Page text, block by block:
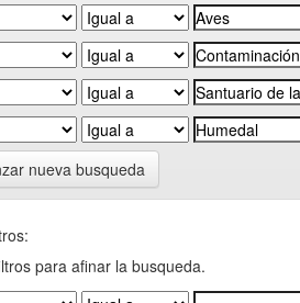
nueva busqueda
para afinar la busqueda.